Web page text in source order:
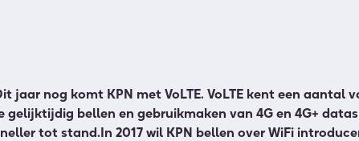
jaar nog komt KPN met VoLTE. VoLTE kent een
gelijktijdig bellen en gebruikmaken van 4G en 4G+
tot stand.In 2017 wil KPN bellen over WiFi